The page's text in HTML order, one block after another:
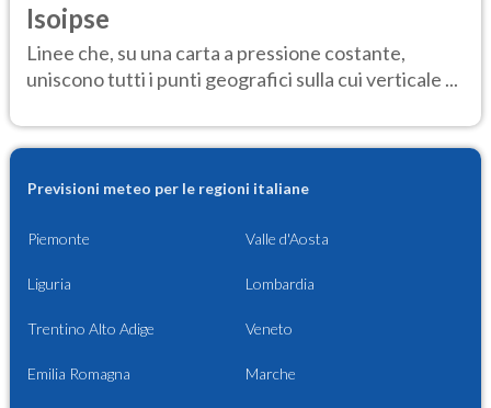
Isoipse
Linee che, su una carta a pressione costante,
uniscono tutti i punti geografici sulla cui verticale ...
Previsioni meteo per le regioni italiane
Piemonte Valle d'Aosta
Liguria Lombardia
Trentino Alto Adige Veneto
Emilia Romagna Marche